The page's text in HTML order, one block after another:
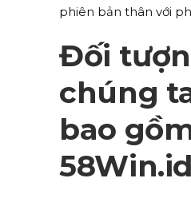
phiên bản thân với
Đối
chúng
bao
58Win.id